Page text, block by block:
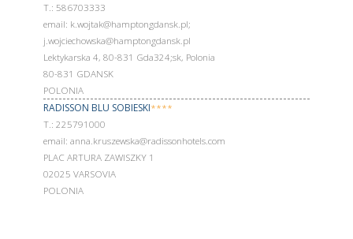
Т.: 586703333
email: k.wojtak@hamptongdansk.pl;
j.wojciechowska@hamptongdansk.pl
Lektykarska 4, 80-831 Gda324;sk, Polonia
80-831 GDANSK
POLONIA
RADISSON BLU SOBIESKI****
Т.: 225791000
email: anna.kruszewska@radissonhotels.com
PLAC ARTURA ZAWISZKY 1
02025 VARSOVIA
POLONIA